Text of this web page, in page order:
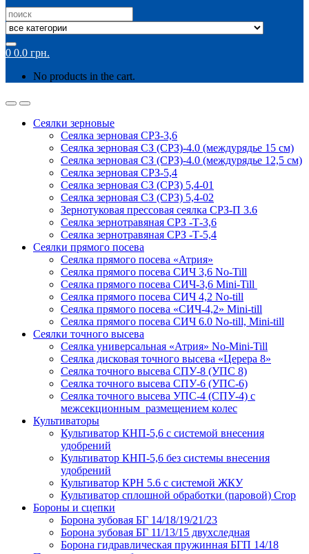
Search
for:
0 0.0 грн.
No products in the cart.
Сеялки зерновые
Сеялка зерновая СРЗ-3,6
Сеялка зерновая СЗ (СРЗ)-4.0 (междурядье 15 см)
Сеялка зерновая СЗ (СРЗ)-4.0 (междурядье 12,5 см)
Сеялка зерновая СРЗ-5,4
Сеялка зерновая СЗ (СРЗ) 5,4-01
Сеялка зерновая СЗ (СРЗ) 5,4-02
Зернотуковая прессовая сеялка СРЗ-П 3.6
Сеялка зернотравяная СРЗ -Т-3,6
Сеялка зернотравяная СРЗ -Т-5,4
Сеялки прямого посева
Сеялка прямого посева «Атрия»
Сеялка прямого посева СИЧ 3,6 No-Till
Сеялка прямого посева СИЧ-3,6 Mini-Till
Сеялка прямого посева СИЧ 4,2 No-till
Сеялка прямого посева «СИЧ-4,2» Mini-till
Сеялка прямого посева СИЧ 6.0 No-till, Mini-till
Сеялки точного высева
Сеялка универсальная «Атрия» No-Mini-Till
Сеялка дисковая точного высева «Церера 8»
Сеялка точного высева СПУ-8 (УПС 8)
Сеялка точного высева СПУ-6 (УПС-6)
Сеялка точного высева УПС-4 (СПУ-4) с
межсекционным размещением колес
Культиваторы
Культиватор КНП-5,6 с системой внесения
удобрений
Культиватор КНП-5,6 без системы внесения
удобрений
Культиватор КРН 5.6 с системой ЖКУ
Культиватор сплошной обработки (паровой) Crop
Бороны и сцепки
Борона зубовая БГ 14/18/19/21/23
Борона зубовая БГ 11/13/15 двухследная
Борона гидравлическая пружинная БГП 14/18